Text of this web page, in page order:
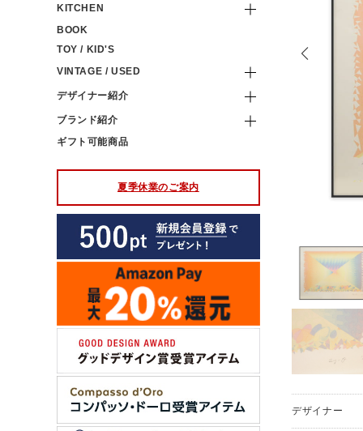
KITCHEN
BOOK
TOY / KID'S
VINTAGE / USED
デザイナー紹介
ブランド紹介
ギフト可能商品
夏季休業のご案内
デザイナー